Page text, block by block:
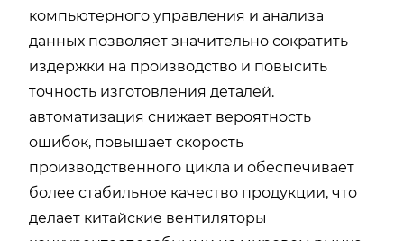
компьютерного управления и анализа
данных позволяет значительно сократить
издержки на производство и повысить
точность изготовления деталей.
автоматизация снижает вероятность
ошибок, повышает скорость
производственного цикла и обеспечивает
более стабильное качество продукции, что
делает китайские вентиляторы